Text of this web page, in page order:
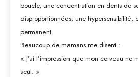
boucle, une concentration en dents de
disproportionnées, une hypersensibilité,
permanent.
Beaucoup de mamans me disent :
« J’ai l’impression que mon cerveau ne
seul. »